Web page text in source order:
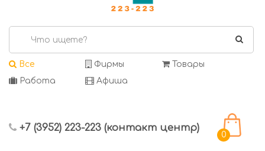
Все Фирмы
Товары
Работа
Афиша
+7 (3952) 223-223 (контакт центр)
0